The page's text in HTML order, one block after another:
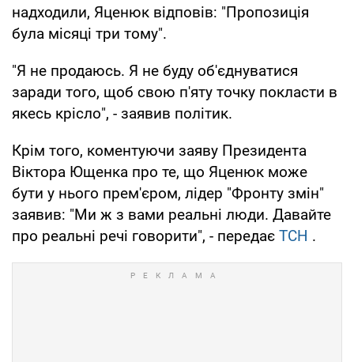
надходили, Яценюк відповів: "Пропозиція
була місяці три тому".
"Я не продаюсь. Я не буду об'єднуватися
заради того, щоб свою п'яту точку покласти в
якесь крісло", - заявив політик.
Крім того, коментуючи заяву Президента
Віктора Ющенка про те, що Яценюк може
бути у нього прем'єром, лідер "Фронту змін"
заявив: "Ми ж з вами реальні люди. Давайте
про реальні речі говорити", - передає ТСН .